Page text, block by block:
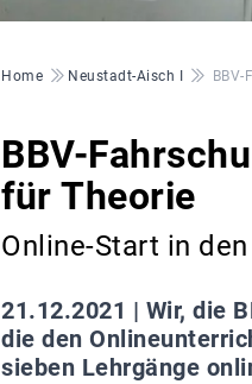
Pfadnavigation
Home Neustadt-Aisch I
BBV-
für Theorie
Online-Start in
21.12.2021 | Wir, die
die den
sieben Lehrgänge